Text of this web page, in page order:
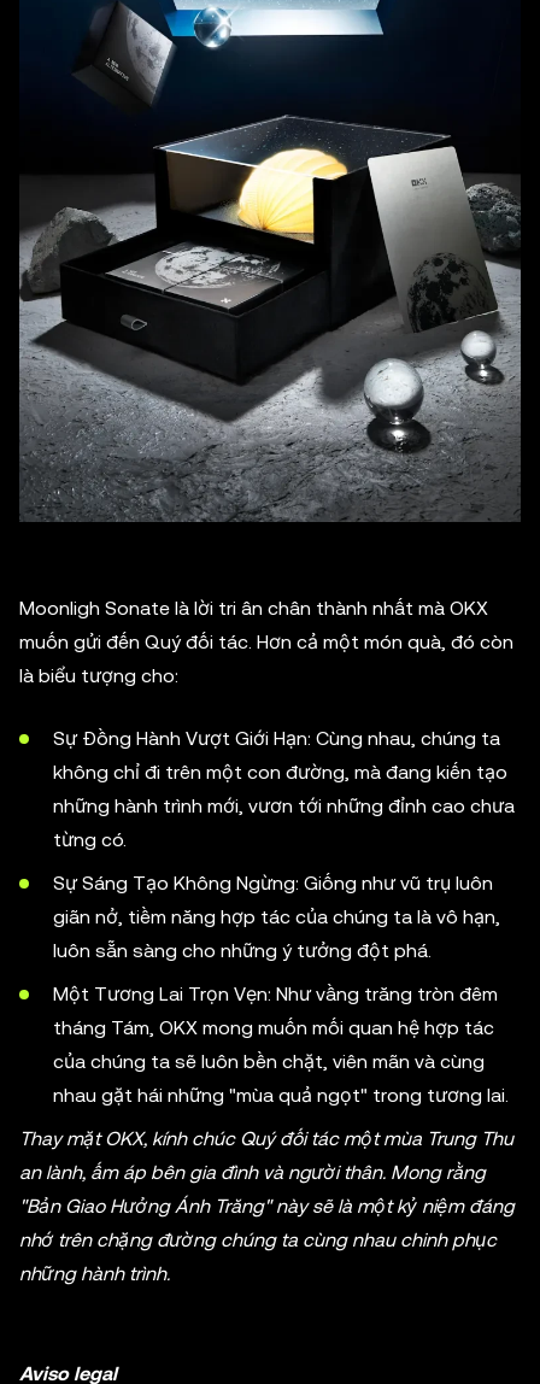
Moonligh Sonate là lời tri ân chân thành nhất mà OKX
muốn gửi đến Quý đối tác. Hơn cả một món quà, đó còn
là biểu tượng cho:
Sự Đồng Hành Vượt Giới Hạn: Cùng nhau, chúng ta
không chỉ đi trên một con đường, mà đang kiến tạo
những hành trình mới, vươn tới những đỉnh cao chưa
từng có.
Sự Sáng Tạo Không Ngừng: Giống như vũ trụ luôn
giãn nở, tiềm năng hợp tác của chúng ta là vô hạn,
luôn sẵn sàng cho những ý tưởng đột phá.
Một Tương Lai Trọn Vẹn: Như vầng trăng tròn đêm
tháng Tám, OKX mong muốn mối quan hệ hợp tác
của chúng ta sẽ luôn bền chặt, viên mãn và cùng
nhau gặt hái những "mùa quả ngọt" trong tương lai.
Thay mặt OKX, kính chúc Quý đối tác một mùa Trung Thu
an lành, ấm áp bên gia đình và người thân. Mong rằng
"Bản Giao Hưởng Ánh Trăng" này sẽ là một kỷ niệm đáng
nhớ trên chặng đường chúng ta cùng nhau chinh phục
những hành trình.
Aviso legal